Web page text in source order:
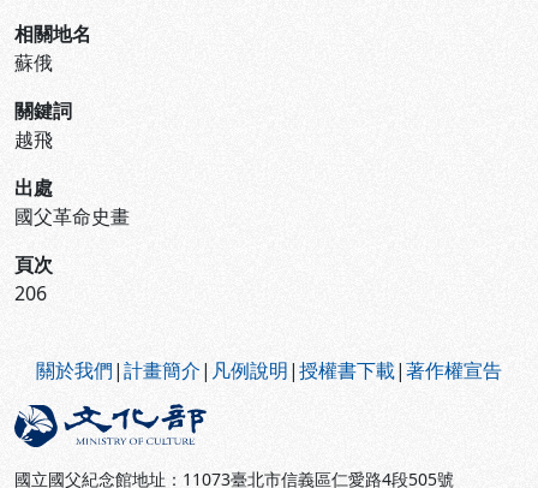
相關地名
蘇俄
關鍵詞
越飛
出處
國父革命史畫
頁次
206
關於我們|計畫簡介| 凡例說明|授權書下載|著作權宣告
國立國父紀念館地址：11073臺北市信義區仁愛路4段505號